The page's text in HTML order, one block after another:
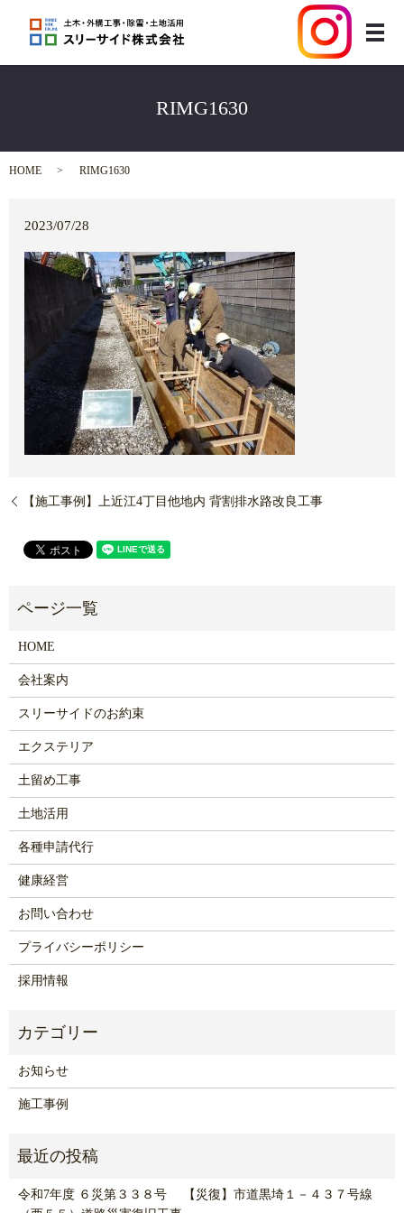
メ
RIMG1630
HOME RIMG1630
2023/07/28
【施工事例】上近江4丁目他地内 背割排水路改良工事
HOME
会社案内
スリーサイドのお約束
エクステリア
土留め工事
土地活用
各種申請代行
健康経営
お問い合わせ
プライバシーポリシー
採用情報
お知らせ
施工事例
令和7年度 ６災第３３８号 【災復】市道黒埼１－４３７号線